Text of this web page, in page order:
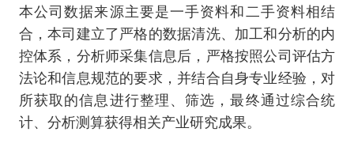
本公司数据来源主要是一手资料和二手资料相结
合，本司建立了严格的数据清洗、加工和分析的内
控体系，分析师采集信息后，严格按照公司评估方
法论和信息规范的要求，并结合自身专业经验，对
所获取的信息进行整理、筛选，最终通过综合统
计、分析测算获得相关产业研究成果。